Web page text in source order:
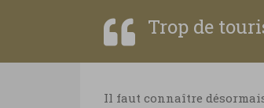
Trop de
Il faut connaître